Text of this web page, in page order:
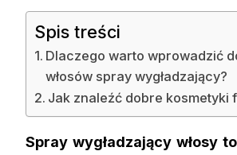
Spis treści
Dlaczego warto wprowadzić
włosów spray wygładzający?
Jak znaleźć dobre kosmetyki
Spray wygładzający włosy